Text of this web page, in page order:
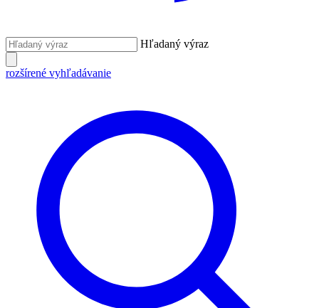
Hľadaný výraz
rozšírené vyhľadávanie